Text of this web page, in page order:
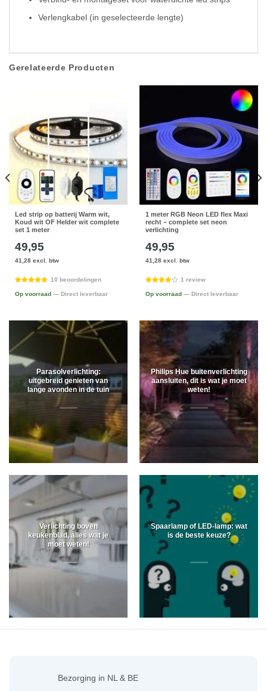
Verlengkabel (in geselecteerde lengte)
Gerelateerde Producten
Led strip op batterij Warm wit,
Koud wit OF Helder wit complete
set 1 meter
49,95
41,28 excl. btw
10 beoordelingen
Op voorraad — Direct leverbaar
1 meter RGB Neon LED flex Maxi
recht – complete set neon
verlichting
49,95
41,28 excl. btw
1 review
Op voorraad — Direct leverbaar
Parasolverlichting:
uitgebreid genieten van
lange avonden in de tuin
Philips Hue buitenverlichting
aansluiten, dit is wat je moet
weten!
Verlichting boven
keukenblad, alles wat je
moet weten!
Spaarlamp of LED-lamp: wat
is de beste keuze?
Bezorging in NL & BE